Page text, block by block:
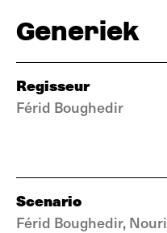
Generiek
Regisseur
Férid Boughedir
Scenario
Férid Boughedir, Nouri